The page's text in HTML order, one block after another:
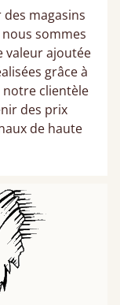
magasins
sommes
valeur ajoutée
grâce à
notre clientèle
des prix
de haute